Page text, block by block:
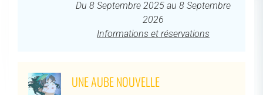
Du 8 Septembre 2025 au 8 Septembre
2026
Informations et réservations
UNE AUBE NOUVELLE